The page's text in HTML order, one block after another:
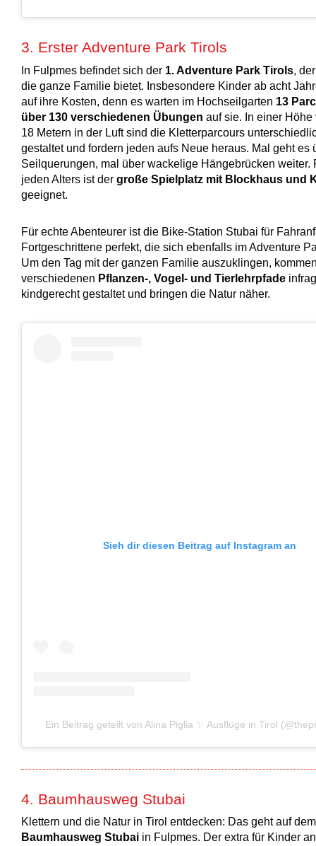
3. Erster Adventure Park Tirols
In Fulpmes befindet sich der 1. Adventure Park Tirols,
die ganze Familie bietet. Insbesondere Kinder ab acht
auf ihre Kosten, denn es warten im Hochseilgarten 13
über 130 verschiedenen Übungen auf sie. In einer Höhe
18 Metern in der Luft sind die Kletterparcours
gestaltet und fordern jeden aufs Neue heraus. Mal geht es
Seilquerungen, mal über wackelige Hängebrücken weiter.
jeden Alters ist der große Spielplatz mit Blockhaus und
geeignet.
Für echte Abenteurer ist die Bike-Station Stubai für
Fortgeschrittene perfekt, die sich ebenfalls im Adventure
Um den Tag mit der ganzen Familie auszuklingen,
verschiedenen Pflanzen-, Vogel- und Tierlehrpfade
kindgerecht gestaltet und bringen die Natur näher.
Sieh dir diesen Beitrag auf Instagram an
Ein Beitrag geteilt von Alina Piglia ✨ Ausflüge in Tirol
4. Baumhausweg Stubai
Klettern und die Natur in Tirol entdecken: Das geht auf dem
Baumhausweg Stubai in Fulpmes. Der extra für Kinder